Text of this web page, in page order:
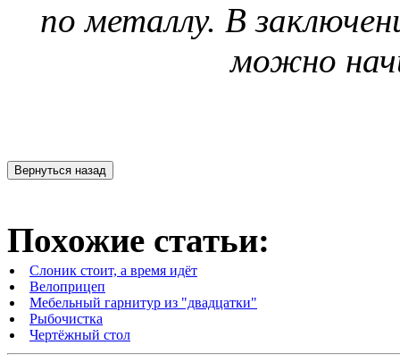
по металлу. В
можно
Похожие статьи:
Слоник стоит, а время идёт
Велоприцеп
Мебельный гарнитур из "двадцатки"
Рыбочистка
Чертёжный стол